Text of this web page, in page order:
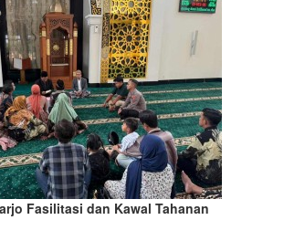
Fasilitasi dan Kawal Tahanan